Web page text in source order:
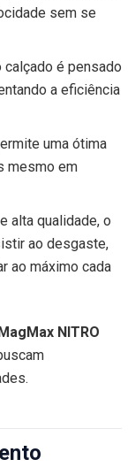
sem se
é pensado
a eficiência
uma ótima
mesmo em
alta qualidade, o
ao desgaste,
ao máximo cada
NITRO